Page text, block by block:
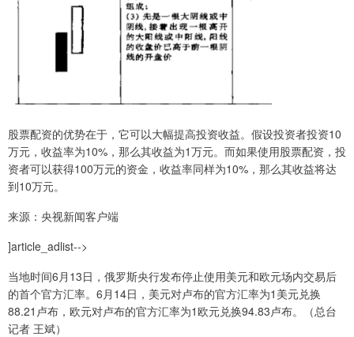
股票配资的优势在于，它可以大幅提高投资收益。假设投资者投资10
万元，收益率为10%，那么其收益为1万元。而如果使用股票配资，投
资者可以获得100万元的资金，收益率同样为10%，那么其收益将达
到10万元。
来源：央视新闻客户端
]article_adlist-->
当地时间6月13日，俄罗斯央行发布停止使用美元和欧元场内交易后
的首个官方汇率。6月14日，美元对卢布的官方汇率为1美元兑换
88.21卢布，欧元对卢布的官方汇率为1欧元兑换94.83卢布。（总台
记者 王斌）